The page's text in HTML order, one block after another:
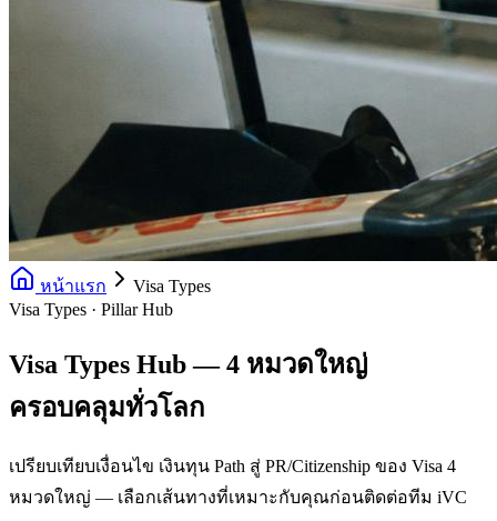
หน้าแรก
Visa Types
Visa Types · Pillar Hub
Visa Types Hub — 4 หมวดใหญ่
ครอบคลุมทั่วโลก
เปรียบเทียบเงื่อนไข เงินทุน Path สู่ PR/Citizenship ของ Visa 4
หมวดใหญ่ — เลือกเส้นทางที่เหมาะกับคุณก่อนติดต่อทีม iVC